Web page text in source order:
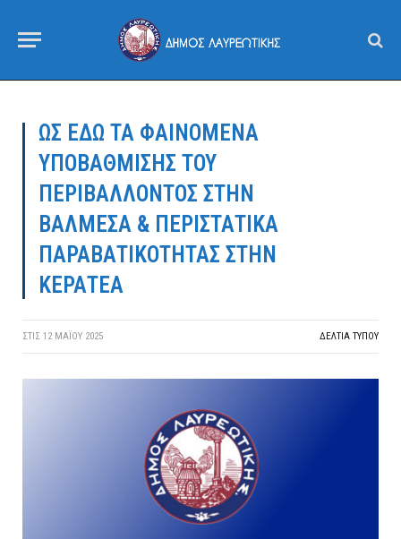
ΩΣ ΕΔΩ ΤΑ ΦΑΙΝΟΜΕΝΑ
ΥΠΟΒΑΘΜΙΣΗΣ ΤΟΥ
ΠΕΡΙΒΑΛΛΟΝΤΟΣ ΣΤΗΝ
ΒΑΛΜΕΣΑ & ΠΕΡΙΣΤΑΤΙΚΑ
ΠΑΡΑΒΑΤΙΚΟΤΗΤΑΣ ΣΤΗΝ
ΚΕΡΑΤΕΑ
ΣΤΙΣ 12 ΜΑΪ́ΟΥ 2025 ΔΕΛΤΙΑ ΤΥΠΟΥ